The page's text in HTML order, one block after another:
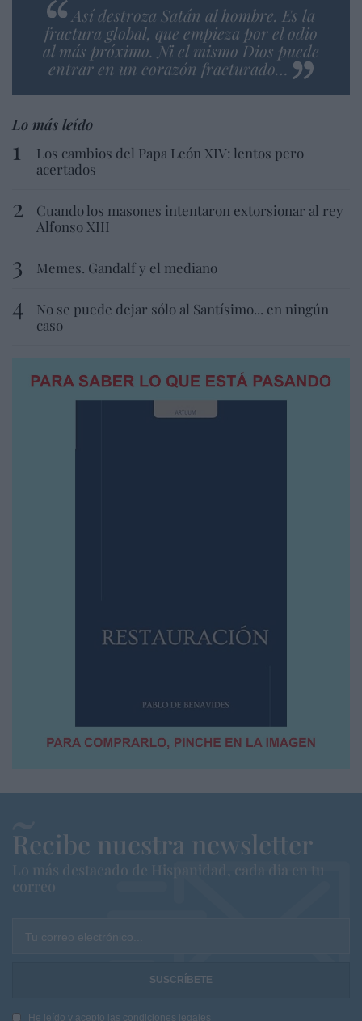
Así destroza Satán al hombre. Es la
fractura global, que empieza por el odio
al más próximo. Ni el mismo Dios puede
entrar en un corazón fracturado…
Lo más leído
Los cambios del Papa León XIV: lentos pero
acertados
Cuando los masones intentaron extorsionar al rey
Alfonso XIII
Memes. Gandalf y el mediano
No se puede dejar sólo al Santísimo... en ningún
caso
Recibe nuestra newsletter
Lo más destacado de Hispanidad, cada dia en tu
correo
Tu correo electrónico...
He leído y acepto las condiciones legales